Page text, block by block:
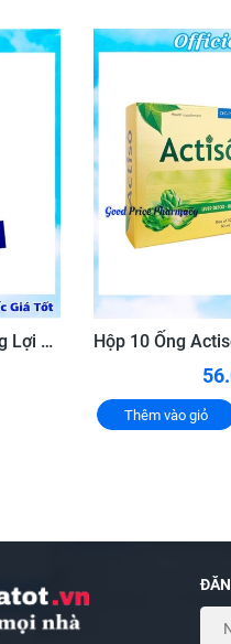
viem loét dạ dày- tá tràng.
dày- tá tràng cấp và mãn
khó tiêu, đi ngoài ra phân
loét dạ dày tá tràng, đau
1 gói, uống lúc đau hoặc
Tất Thành Forte ít nhất
để đạt hiệu quả
phải là thuốc, không có
Men Vi Sinh YUNPRO Bổ Sung Lợi Khuẩn Giúp Tăng Cường Hệ Vi Sinh Đường Ruột, Giảm Rối Loạn Tiêu Hóa
Thêm vào giỏ